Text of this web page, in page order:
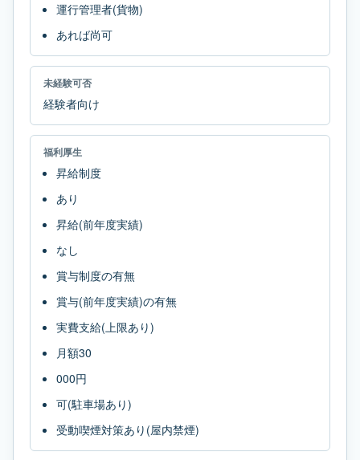
運行管理者(貨物)
あれば尚可
未経験可否
経験者向け
福利厚生
昇給制度
あり
昇給(前年度実績)
なし
賞与制度の有無
賞与(前年度実績)の有無
実費支給(上限あり)
月額30
000円
可(駐車場あり)
受動喫煙対策あり(屋内禁煙)